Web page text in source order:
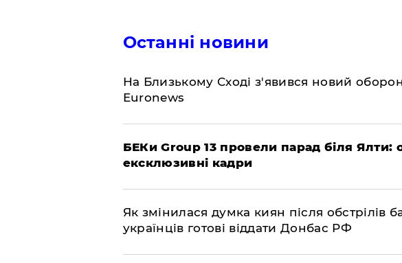
Останні новини
На Близькому Сході з'явився новий
Euronews
БЕКи Group 13 провели парад біля Ялти:
ексклюзивні кадри
Як змінилася думка киян після обстрілів
українців готові віддати Донбас РФ